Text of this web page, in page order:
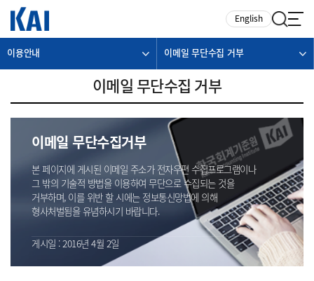
English
이용안내 이메일 무단수집 거부
이메일 무단수집 거부
이메일 무단수집거부
본 페이지에 게시된 이메일 주소가 전자우편 수집프로그램이나
그 밖의 기술적 방법을 이용하여 무단으로 수집되는 것을
거부하며, 이를 위반 할 시에는 정보통신망법에 의해
형사처벌됨을 유념하시기 바랍니다.
게시일 : 2016년 4월 2일